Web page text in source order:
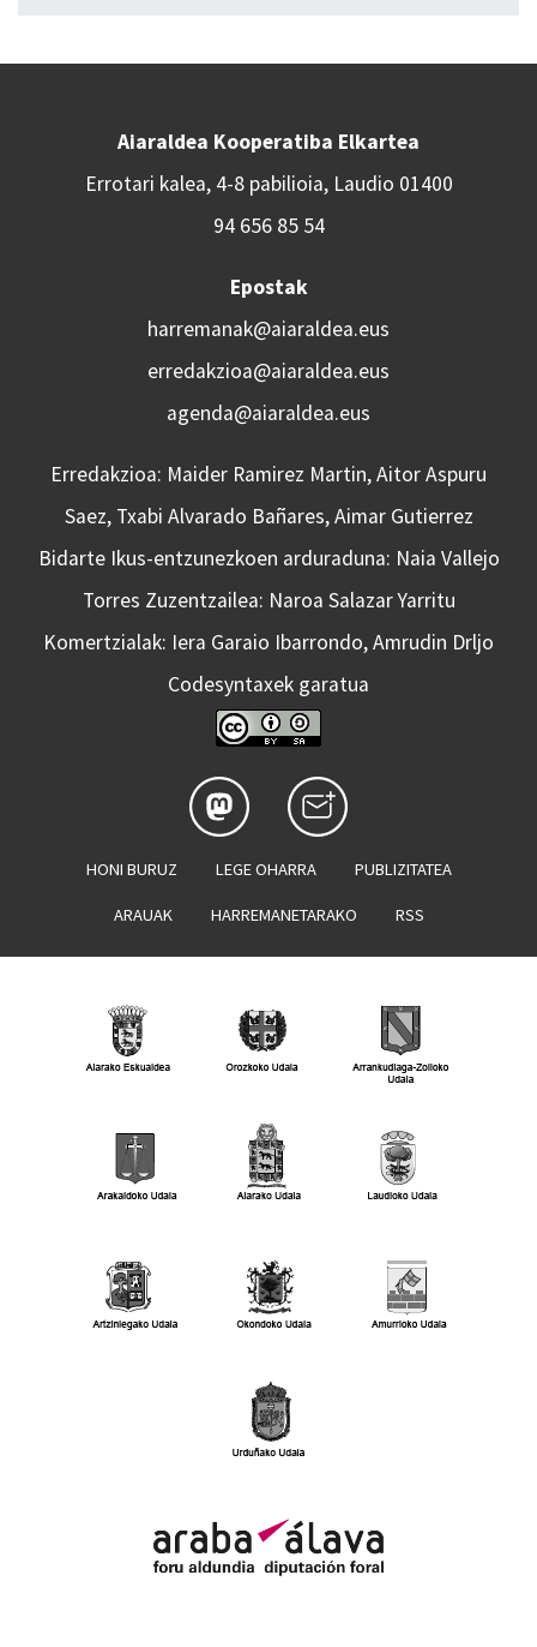
Aiaraldea Kooperatiba Elkartea
Errotari kalea, 4-8 pabilioia, Laudio 01400
94 656 85 54
Epostak
harremanak@aiaraldea.eus
erredakzioa@aiaraldea.eus
agenda@aiaraldea.eus
Erredakzioa: Maider Ramirez Martin, Aitor Aspuru
Saez, Txabi Alvarado Bañares, Aimar Gutierrez
Bidarte Ikus-entzunezkoen arduraduna: Naia Vallejo
Torres Zuzentzailea: Naroa Salazar Yarritu
Komertzialak: Iera Garaio Ibarrondo, Amrudin Drljo
Codesyntaxek garatua
HONI BURUZ LEGE OHARRA PUBLIZITATEA
ARAUAK HARREMANETARAKO RSS